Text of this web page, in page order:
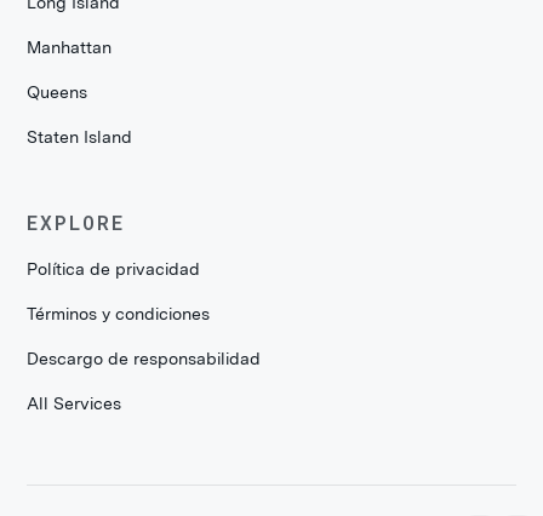
Manhattan
Queens
Staten Island
EXPLORE
Política de privacidad
Términos y condiciones
Descargo de responsabilidad
All Services